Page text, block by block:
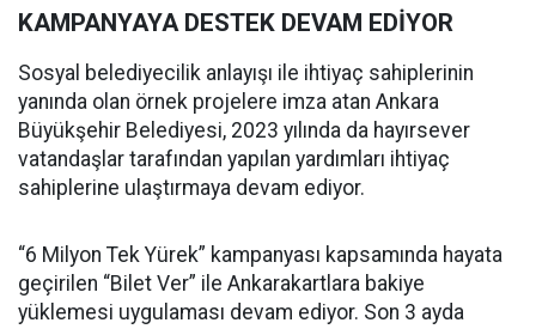
KAMPANYAYA DESTEK DEVAM EDİYOR
Sosyal belediyecilik anlayışı ile ihtiyaç sahiplerinin
yanında olan örnek projelere imza atan Ankara
Büyükşehir Belediyesi, 2023 yılında da hayırsever
vatandaşlar tarafından yapılan yardımları ihtiyaç
sahiplerine ulaştırmaya devam ediyor.
“6 Milyon Tek Yürek” kampanyası kapsamında hayata
geçirilen “Bilet Ver” ile Ankarakartlara bakiye
yüklemesi uygulaması devam ediyor. Son 3 ayda